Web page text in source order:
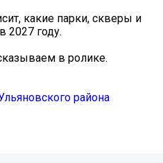
какие парки, скверы и
2027 году.
в ролике.
района